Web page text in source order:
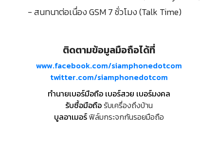
- สนทนาต่อเนื่อง GSM 7 ชั่วโมง (Talk Time)
ติดตามข้อมูลมือถือได้ที่
www.facebook.com/siamphonedotcom
twitter.com/siamphonedotcom
ทำนายเบอร์มือถือ เบอร์สวย เบอร์มงคล
รับซื้อมือถือรับเครื่องถึงบ้าน
บูลอาเมอร์ฟิล์มกระจกกันรอยมือถือ